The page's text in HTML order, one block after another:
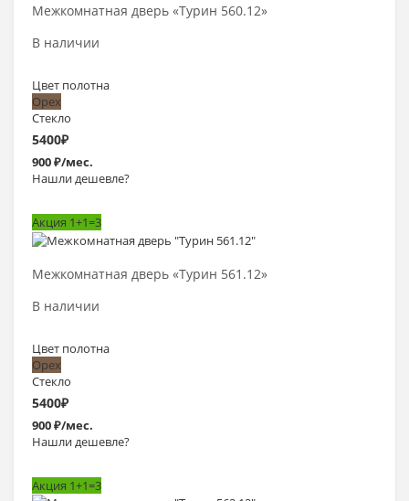
Межкомнатная дверь «Турин 560.12»
В наличии
Цвет полотна
Орех
Стекло
5400₽
900 ₽/мес.
Нашли дешевле?
Акция 1+1=3
Межкомнатная дверь «Турин 561.12»
В наличии
Цвет полотна
Орех
Стекло
5400₽
900 ₽/мес.
Нашли дешевле?
Выбрать >
Акция 1+1=3